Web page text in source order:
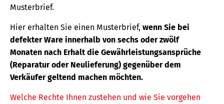
Musterbrief.
Hier erhalten Sie einen Musterbrief, wenn Sie bei
defekter Ware innerhalb von sechs oder zwölf
Monaten nach Erhalt die Gewährleistungsansprüche
(Reparatur oder Neulieferung) gegenüber dem
Verkäufer geltend machen möchten.
Welche Rechte Ihnen zustehen und wie Sie vorgehen